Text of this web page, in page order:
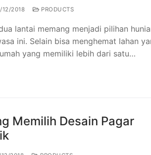
12/2018 PRODUCTS
lantai memang menjadi pilihan
ini. Selain bisa menghemat lahan
yang memiliki lebih dari satu…
Memilih Desain Pagar